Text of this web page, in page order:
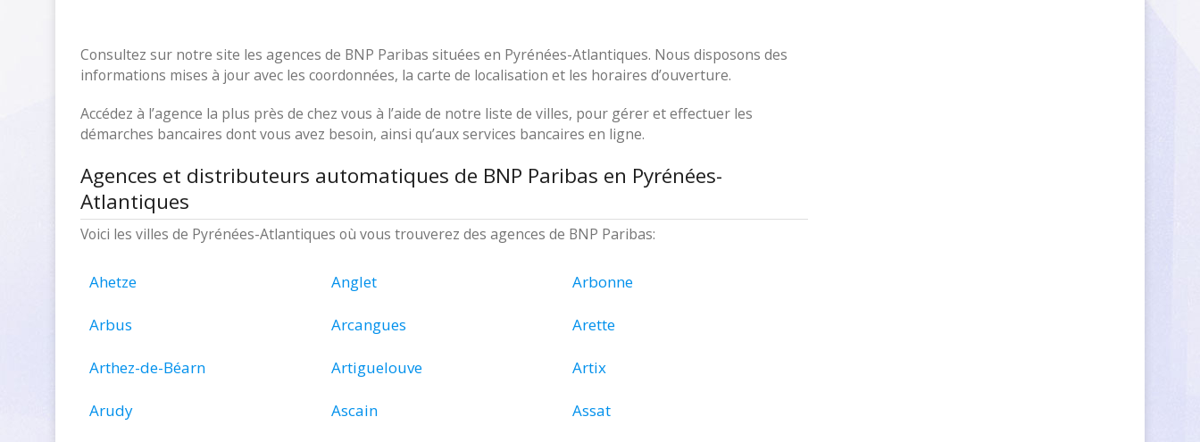
Consultez sur notre site les agences de BNP Paribas situées en Pyrénées-Atlantiques. Nous disposons des
informations mises à jour avec les coordonnées, la carte de localisation et les horaires d’ouverture.
Accédez à l’agence la plus près de chez vous à l’aide de notre liste de villes, pour gérer et effectuer les
démarches bancaires dont vous avez besoin, ainsi qu’aux services bancaires en ligne.
Agences et distributeurs automatiques de BNP Paribas en Pyrénées-
Atlantiques
Voici les villes de Pyrénées-Atlantiques où vous trouverez des agences de BNP Paribas:
Ahetze Anglet Arbonne
Arbus Arcangues Arette
Arthez-de-Béarn Artiguelouve Artix
Arudy Ascain Assat